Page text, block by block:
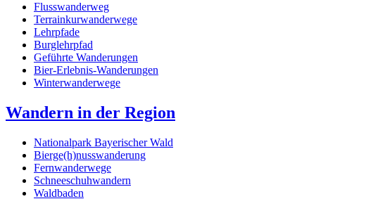
Flusswanderweg
Terrainkurwanderwege
Lehrpfade
Burglehrpfad
Geführte Wanderungen
Bier-Erlebnis-Wanderungen
Winterwanderwege
Wandern in der Region
Nationalpark Bayerischer Wald
Bierge(h)nusswanderung
Fernwanderwege
Schneeschuhwandern
Waldbaden